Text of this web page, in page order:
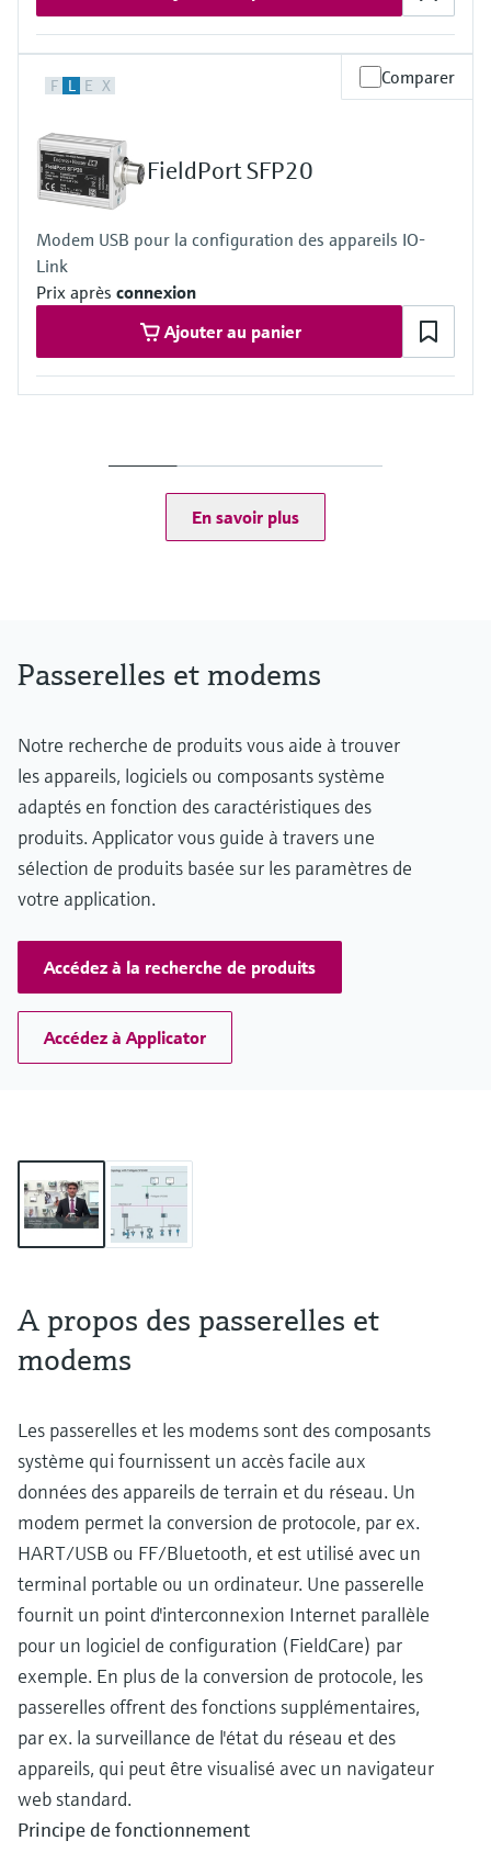
F L E X Comparer
FieldPort SFP20
Modem USB pour la configuration des appareils IO-
Link
Prix après connexion
Ajouter au panier
En savoir plus
Passerelles et modems
Notre recherche de produits vous aide à trouver
les appareils, logiciels ou composants système
adaptés en fonction des caractéristiques des
produits. Applicator vous guide à travers une
sélection de produits basée sur les paramètres de
votre application.
Accédez à la recherche de produits
Accédez à Applicator
A propos des passerelles et
modems
Les passerelles et les modems sont des composants
système qui fournissent un accès facile aux
données des appareils de terrain et du réseau. Un
modem permet la conversion de protocole, par ex.
HART/USB ou FF/Bluetooth, et est utilisé avec un
terminal portable ou un ordinateur. Une passerelle
fournit un point d'interconnexion Internet parallèle
pour un logiciel de configuration (FieldCare) par
exemple. En plus de la conversion de protocole, les
passerelles offrent des fonctions supplémentaires,
par ex. la surveillance de l'état du réseau et des
appareils, qui peut être visualisé avec un navigateur
web standard.
Principe de fonctionnement